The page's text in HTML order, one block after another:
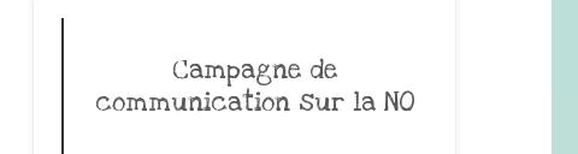
Campagne de
communication sur la NO